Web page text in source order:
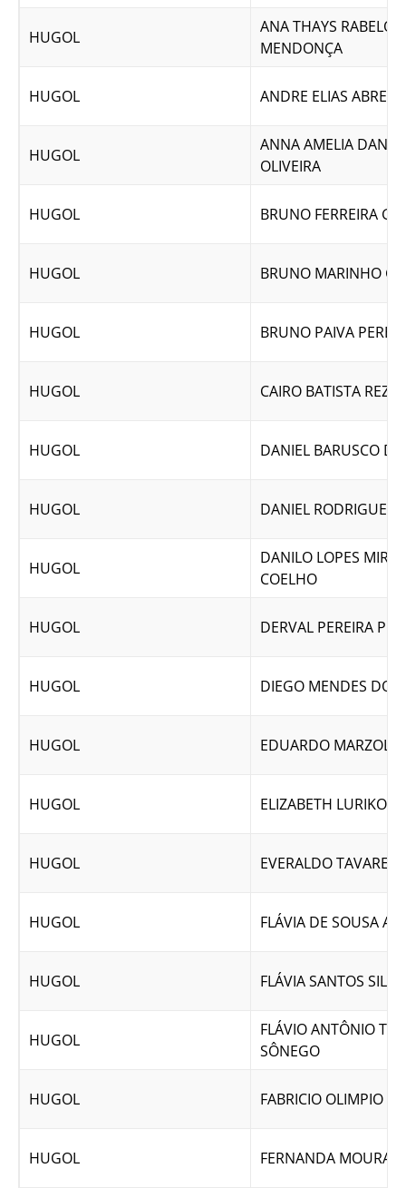
HUGOL
ANA THAYS RABELO
MENDONÇA
HUGOL ANDRE ELIAS ABREU
HUGOL
ANNA AMELIA
OLIVEIRA
HUGOL BRUNO FERREIRA
HUGOL BRUNO MARINHO
HUGOL BRUNO PAIVA
HUGOL CAIRO BATISTA
HUGOL DANIEL BARUSCO
HUGOL DANIEL RODRIGUES
HUGOL
DANILO LOPES
COELHO
HUGOL DERVAL PEREIRA
HUGOL DIEGO MENDES DOS
HUGOL EDUARDO MARZOLA
HUGOL ELIZABETH LURIKO
HUGOL EVERALDO TAVARES
HUGOL FLÁVIA DE SOUSA
HUGOL FLÁVIA SANTOS
HUGOL
FLÁVIO ANTÔNIO
SÔNEGO
HUGOL FABRICIO OLIMPIO
HUGOL FERNANDA MOURA